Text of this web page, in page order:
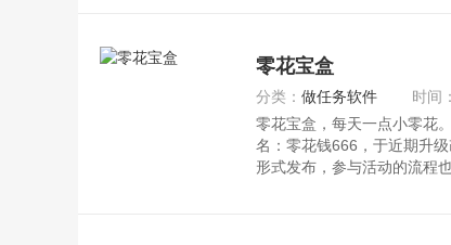
零花宝盒
分类： 做任务软件 时间：
零花宝盒，每天一点小零花
名：零花钱666，于近期升
形式发布，参与活动的流程